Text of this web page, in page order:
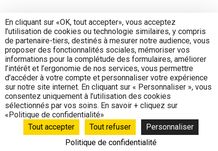
En cliquant sur «OK, tout accepter», vous acceptez
l’utilisation de cookies ou technologie similaires, y compris
de partenaire-tiers, destinés à mesurer notre audience, vous
proposer des fonctionnalités sociales, mémoriser vos
informations pour la complétude des formulaires, améliorer
l’intérêt et l’ergonomie de nos services, vous permettre
d’accéder à votre compte et personnaliser votre expérience
sur notre site internet. En cliquant sur « Personnaliser », vous
consentez uniquement à l’utilisation des cookies
sélectionnés par vos soins. En savoir + cliquez sur
«Politique de confidentialité»
Tout accepter
Tout refuser
Personnaliser
Politique de confidentialité